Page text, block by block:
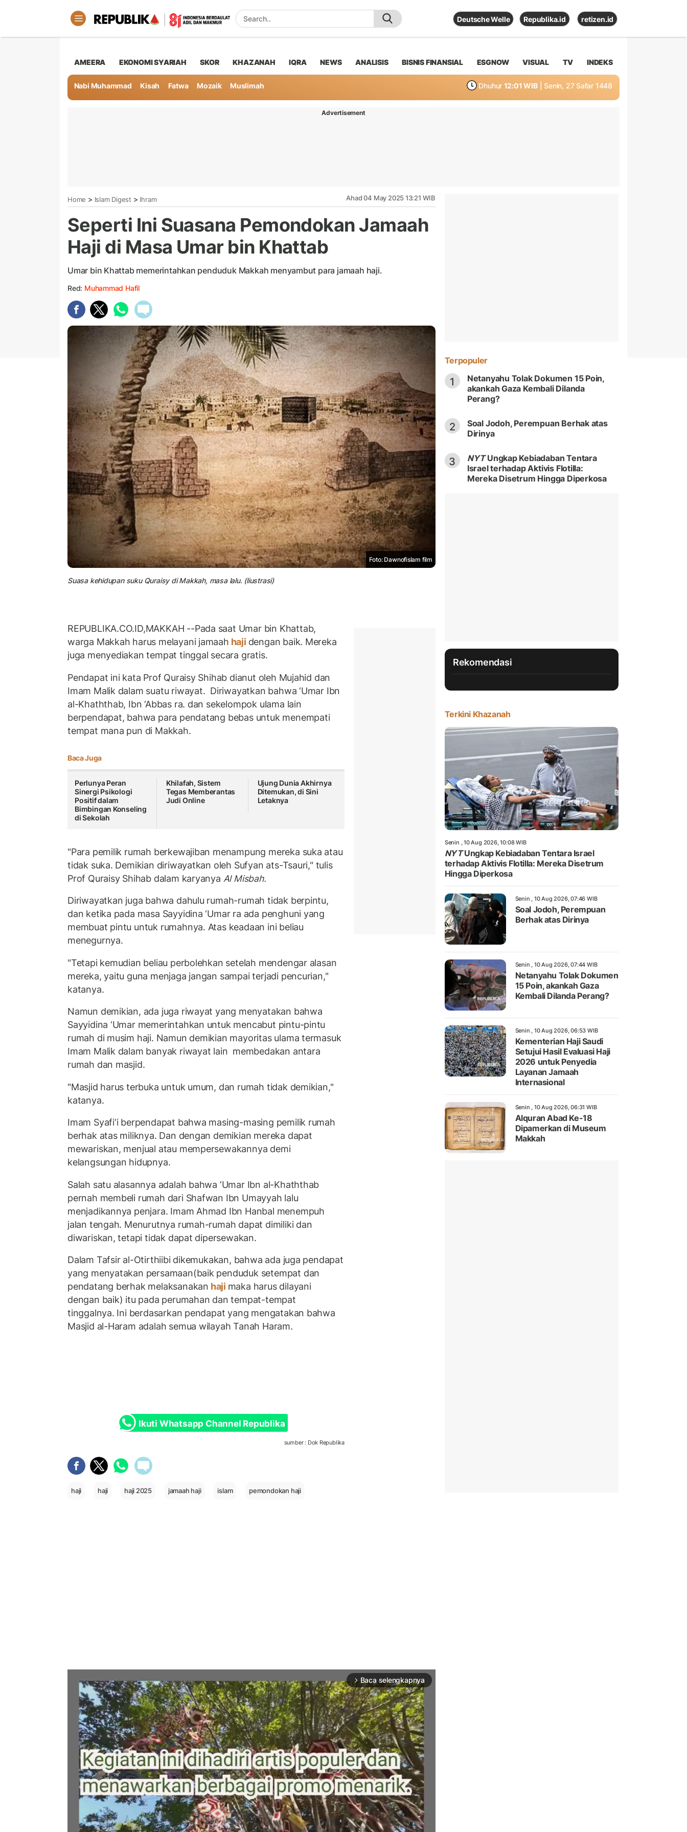
Deutsche Welle Republika.id retizen.id
AMEERA EKONOMI SYARIAH SKOR KHAZANAH IQRA NEWS ANALISIS BISNIS FINANSIAL ESGNOW VISUAL TV INDEKS
Nabi Muhammad Kisah Fatwa Mozaik Muslimah Dhuhur 12:01 WIB | Senin, 27 Safar 1448
Advertisement
Home > Islam Digest > Ihram Ahad 04 May 2025 13:21 WIB
Seperti Ini Suasana Pemondokan Jamaah
Haji di Masa Umar bin Khattab
Umar bin Khattab memerintahkan penduduk Makkah menyambut para jamaah haji.
Red: Muhammad Hafil
Foto: Dawnofislam film
Suasa kehidupan suku Quraisy di Makkah, masa lalu. (liustrasi)
REPUBLIKA.CO.ID,MAKKAH --Pada saat Umar bin Khattab,
warga Makkah harus melayani jamaah haji dengan baik. Mereka
juga menyediakan tempat tinggal secara gratis.
Pendapat ini kata Prof Quraisy Shihab dianut oleh Mujahid dan
Imam Malik dalam suatu riwayat. Diriwayatkan bahwa ‘Umar Ibn
al-Khaththab, Ibn ‘Abbas ra. dan sekelompok ulama lain
berpendapat, bahwa para pendatang bebas untuk menempati
tempat mana pun di Makkah.
Baca Juga
Perlunya Peran
Sinergi Psikologi
Positif dalam
Bimbingan Konseling
di Sekolah
Khilafah, Sistem
Tegas Memberantas
Judi Online
Ujung Dunia Akhirnya
Ditemukan, di Sini
Letaknya
"Para pemilik rumah berkewajiban menampung mereka suka atau
tidak suka. Demikian diriwayatkan oleh Sufyan ats-Tsauri," tulis
Prof Quraisy Shihab dalam karyanya Al Misbah.
Diriwayatkan juga bahwa dahulu rumah-rumah tidak berpintu,
dan ketika pada masa Sayyidina ‘Umar ra ada penghuni yang
membuat pintu untuk rumahnya. Atas keadaan ini beliau
menegurnya.
"Tetapi kemudian beliau perbolehkan setelah mendengar alasan
mereka, yaitu guna menjaga jangan sampai terjadi pencurian,"
katanya.
Namun demikian, ada juga riwayat yang menyatakan bahwa
Sayyidina ‘Umar memerintahkan untuk mencabut pintu-pintu
rumah di musim haji. Namun demikian mayoritas ulama termasuk
Imam Malik dalam banyak riwayat lain membedakan antara
rumah dan masjid.
"Masjid harus terbuka untuk umum, dan rumah tidak demikian,"
katanya.
Imam Syafi‘i berpendapat bahwa masing-masing pemilik rumah
berhak atas miliknya. Dan dengan demikian mereka dapat
mewariskan, menjual atau mempersewakannya demi
kelangsungan hidupnya.
Salah satu alasannya adalah bahwa ‘Umar Ibn al-Khaththab
pernah membeli rumah dari Shafwan Ibn Umayyah lalu
menjadikannya penjara. Imam Ahmad Ibn Hanbal menempuh
jalan tengah. Menurutnya rumah-rumah dapat dimiliki dan
diwariskan, tetapi tidak dapat dipersewakan.
Dalam Tafsir al-Otirthiibi dikemukakan, bahwa ada juga pendapat
yang menyatakan persamaan(baik penduduk setempat dan
pendatang berhak melaksanakan haji maka harus dilayani
dengan baik) itu pada perumahan dan tempat-tempat
tinggalnya. Ini berdasarkan pendapat yang mengatakan bahwa
Masjid al-Haram adalah semua wilayah Tanah Haram.
Ikuti Whatsapp Channel Republika
sumber : Dok Republika
haji haji haji 2025 jamaah haji islam pemondokan haji
arrow_forward_ios Baca selengkapnya
Terpopuler
1
Netanyahu Tolak Dokumen 15 Poin,
akankah Gaza Kembali Dilanda
Perang?
2
Soal Jodoh, Perempuan Berhak atas
Dirinya
3 NYTUngkap Kebiadaban Tentara
Israel terhadap Aktivis Flotilla:
Mereka Disetrum Hingga Diperkosa
Rekomendasi
Terkini Khazanah
Senin , 10 Aug 2026, 10:08 WIB
NYTUngkap Kebiadaban Tentara Israel
terhadap Aktivis Flotilla: Mereka Disetrum
Hingga Diperkosa
Senin , 10 Aug 2026, 07:46 WIB
Soal Jodoh, Perempuan
Berhak atas Dirinya
Senin , 10 Aug 2026, 07:44 WIB
Netanyahu Tolak Dokumen
15 Poin, akankah Gaza
Kembali Dilanda Perang?
Senin , 10 Aug 2026, 06:53 WIB
Kementerian Haji Saudi
Setujui Hasil Evaluasi Haji
2026 untuk Penyedia
Layanan Jamaah
Internasional
Senin , 10 Aug 2026, 06:31 WIB
Alquran Abad Ke-18
Dipamerkan di Museum
Makkah